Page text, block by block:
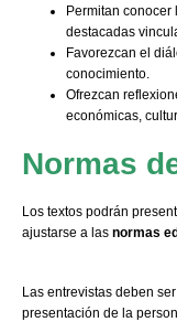
Permitan
destacadas
Favorezcan el
conocimiento.
Ofrezcan
económicas,
Normas
Los textos podrán
ajustarse a las normas
Las entrevistas deben
presentación de la